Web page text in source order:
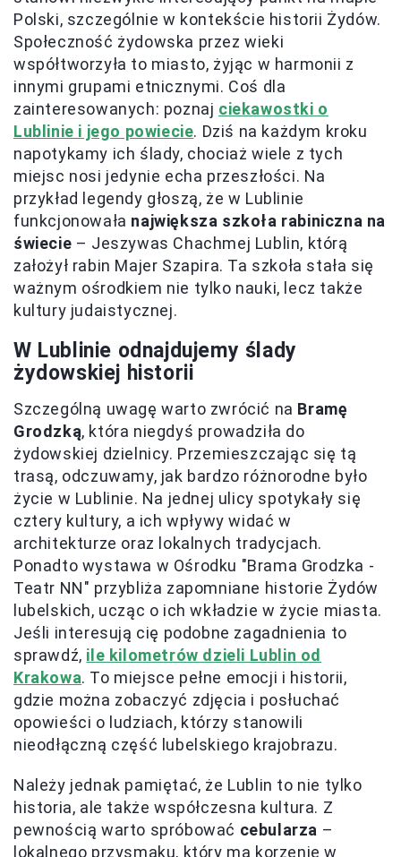
Polski, szczególnie w kontekście historii Żydów.
Społeczność żydowska przez wieki
współtworzyła to miasto, żyjąc w harmonii z
innymi grupami etnicznymi. Coś dla
zainteresowanych: poznaj ciekawostki o
Lublinie i jego powiecie. Dziś na każdym kroku
napotykamy ich ślady, chociaż wiele z tych
miejsc nosi jedynie echa przeszłości. Na
przykład legendy głoszą, że w Lublinie
funkcjonowała największa szkoła rabiniczna na
świecie – Jeszywas Chachmej Lublin, którą
założył rabin Majer Szapira. Ta szkoła stała się
ważnym ośrodkiem nie tylko nauki, lecz także
kultury judaistycznej.
W Lublinie odnajdujemy ślady
żydowskiej historii
Szczególną uwagę warto zwrócić na Bramę
Grodzką, która niegdyś prowadziła do
żydowskiej dzielnicy. Przemieszczając się tą
trasą, odczuwamy, jak bardzo różnorodne było
życie w Lublinie. Na jednej ulicy spotykały się
cztery kultury, a ich wpływy widać w
architekturze oraz lokalnych tradycjach.
Ponadto wystawa w Ośrodku "Brama Grodzka -
Teatr NN" przybliża zapomniane historie Żydów
lubelskich, ucząc o ich wkładzie w życie miasta.
Jeśli interesują cię podobne zagadnienia to
sprawdź, ile kilometrów dzieli Lublin od
Krakowa. To miejsce pełne emocji i historii,
gdzie można zobaczyć zdjęcia i posłuchać
opowieści o ludziach, którzy stanowili
nieodłączną część lubelskiego krajobrazu.
Należy jednak pamiętać, że Lublin to nie tylko
historia, ale także współczesna kultura. Z
pewnością warto spróbować cebularza –
lokalnego przysmaku, który ma korzenie w